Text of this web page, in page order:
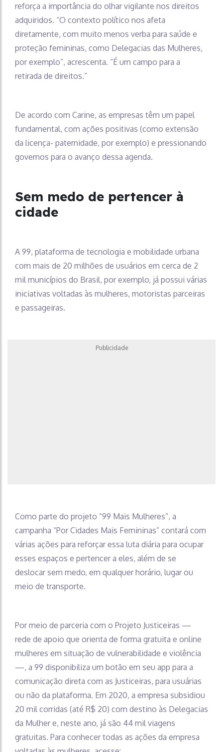
reforça a importância do olhar vigilante nos direitos
adquiridos. “O contexto político nos afeta
diretamente, com muito menos verba para saúde e
proteção femininas, como Delegacias das Mulheres,
por exemplo”, acrescenta. “É um campo para a
retirada de direitos.”
De acordo com Carine, as empresas têm um papel
fundamental, com ações positivas (como extensão
da licença- paternidade, por exemplo) e pressionando
governos para o avanço dessa agenda.
Sem medo de pertencer à
cidade
A 99, plataforma de tecnologia e mobilidade urbana
com mais de 20 milhões de usuários em cerca de 2
mil municípios do Brasil, por exemplo, já possui várias
iniciativas voltadas às mulheres, motoristas parceiras
e passageiras.
Publicidade
Como parte do projeto “99 Mais Mulheres”, a
campanha “Por Cidades Mais Femininas” contará com
várias ações para reforçar essa luta diária para ocupar
esses espaços e pertencer a eles, além de se
deslocar sem medo, em qualquer horário, lugar ou
meio de transporte.
Por meio de parceria com o Projeto Justiceiras —
rede de apoio que orienta de forma gratuita e online
mulheres em situação de vulnerabilidade e violência
—, a 99 disponibiliza um botão em seu app para a
comunicação direta com as Justiceiras, para usuárias
ou não da plataforma. Em 2020, a empresa subsidiou
20 mil corridas (até R$ 20) com destino às Delegacias
da Mulher e, neste ano, já são 44 mil viagens
gratuitas. Para conhecer todas as ações da empresa